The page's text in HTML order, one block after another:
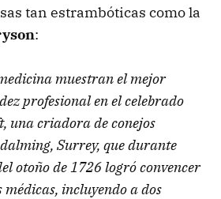
tan estrambóticas como la
:
muestran el mejor
profesional en el celebrado
una criadora de conejos
Surrey, que durante
otoño de 1726 logró convencer
incluyendo a dos